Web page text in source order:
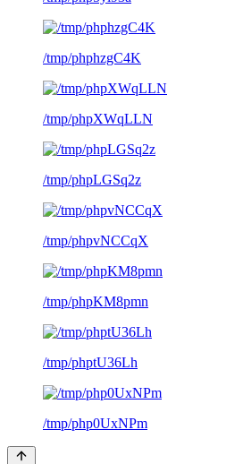
/tmp/phphzgC4K
/tmp/phpXWqLLN
/tmp/phpLGSq2z
/tmp/phpvNCCqX
/tmp/phpKM8pmn
/tmp/phptU36Lh
/tmp/php0UxNPm